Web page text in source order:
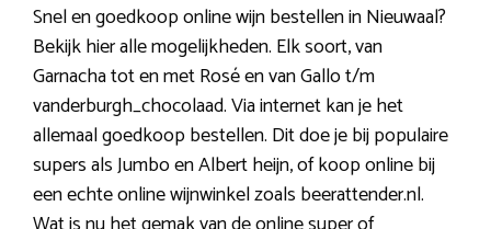
Snel en goedkoop online wijn bestellen in Nieuwaal?
Bekijk hier alle mogelijkheden. Elk soort, van
Garnacha tot en met Rosé en van Gallo t/m
vanderburgh_chocolaad. Via internet kan je het
allemaal goedkoop bestellen. Dit doe je bij populaire
supers als Jumbo en Albert heijn, of koop online bij
een echte online wijnwinkel zoals beerattender.nl.